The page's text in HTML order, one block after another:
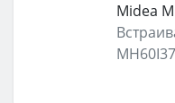
Midea